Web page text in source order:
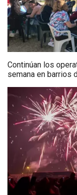
Continúan los
semana en barrios